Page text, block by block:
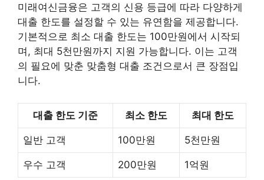
미래여신금융은 고객의 신용 등급에 따라 다양하게
대출 한도를 설정할 수 있는 유연함을 제공합니다.
기본적으로 최소 대출 한도는 100만원에서 시작되
며, 최대 5천만원까지 지원 가능합니다. 이는 고객
의 필요에 맞춘 맞춤형 대출 조건으로서 큰 장점입
니다.
대출 한도 기준 최소 한도 최대 한도
일반 고객 100만원 5천만원
우수 고객 200만원 1억원